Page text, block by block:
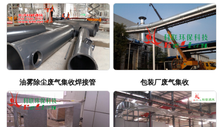
油雾除尘废气集收焊接管 包装厂废气集收